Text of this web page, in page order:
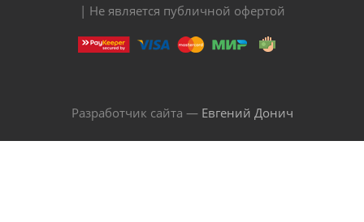
| Не является публичной офертой
Разработчик сайта — Евгений Донич